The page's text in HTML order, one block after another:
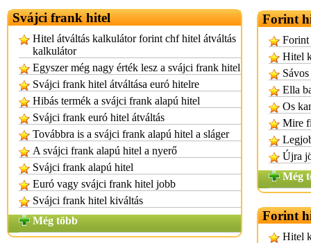
Svájci frank hitel
Hitel átváltás kalkulátor forint chf hitel átváltás
kalkulátor
Egyszer még nagy érték lesz a svájci frank hitel
Svájci frank hitel átváltása euró hitelre
Hibás termék a svájci frank alapú hitel
Svájci frank euró hitel átváltás
Továbbra is a svájci frank alapú hitel a sláger
A svájci frank alapú hitel a nyerő
Svájci frank alapú hitel
Euró vagy svájci frank hitel jobb
Svájci frank hitel kiváltás
Még több
Forint
Forint
Hitel
Ella
Os
Mire
Újra
Még
Forint
Hitel